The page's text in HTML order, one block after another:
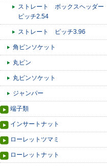
ストレート ボックスヘッダー
ピッチ2.54
ストレート ピッチ3.96
角ピンソケット
丸ピン
丸ピンソケット
ジャンパー
端子類
インサートナット
ローレットツマミ
ローレットナット